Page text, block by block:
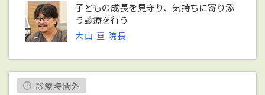
子どもの成長を見守り、気持ちに寄り添
う診療を行う
大山 亘 院長
診療時間外